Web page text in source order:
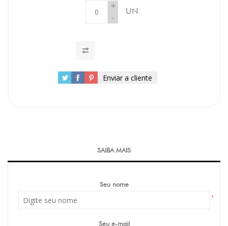
+
-
UN
Enviar a cliente
SAIBA MAIS
Seu nome
*
Seu e-mail